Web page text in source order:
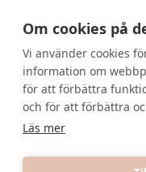
Om cookies på
Vi använder cookies
information om
för att förbättra
och för att förbättra
Läs mer
© 2021